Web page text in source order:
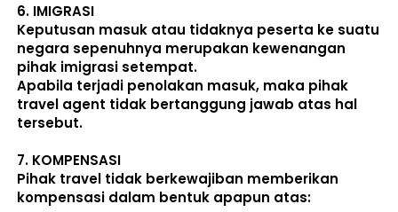
6. IMIGRASI
Keputusan masuk atau tidaknya peserta ke suatu
negara sepenuhnya merupakan kewenangan
pihak imigrasi setempat.
Apabila terjadi penolakan masuk, maka pihak
travel agent tidak bertanggung jawab atas hal
tersebut.
7. KOMPENSASI
Pihak travel tidak berkewajiban memberikan
kompensasi dalam bentuk apapun atas: